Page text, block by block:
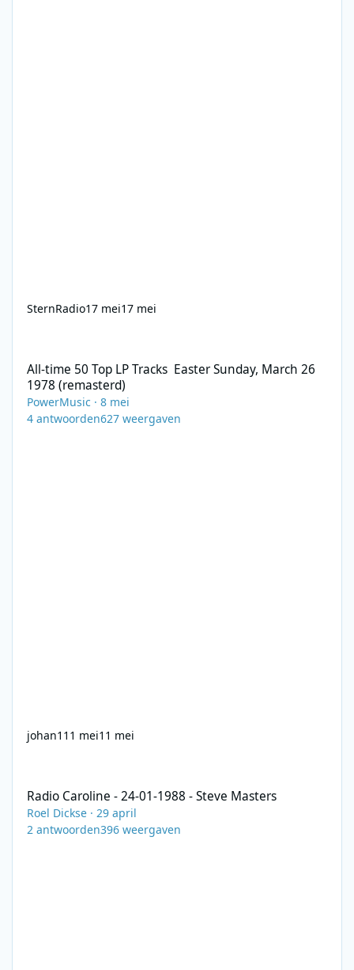
SternRadio17 mei17 mei
All-time 50 Top LP Tracks Easter Sunday, March 26
1978 (remasterd)
PowerMusic ·8 mei
4 antwoorden627 weergaven
johan1 11 mei11 mei
Radio Caroline - 24-01-1988 - Steve Masters
Roel Dickse · 29 april
2 antwoorden396 weergaven